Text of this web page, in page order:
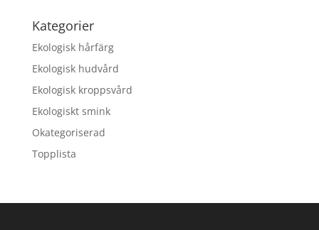
Kategorier
Ekologisk hårfärg
Ekologisk hudvård
Ekologisk kroppsvård
Ekologiskt smink
Okategoriserad
Topplista